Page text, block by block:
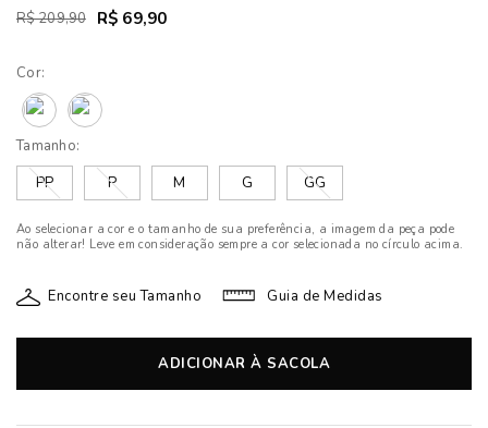
R$ 209,90 R$ 69,90
Cor:
Tamanho:
PP
P M G GG
Ao selecionar a cor e o tamanho de sua preferência, a imagem da peça pode
não alterar! Leve em consideração sempre a cor selecionada no círculo acima.
Encontre seu Tamanho Guia de Medidas
ADICIONAR À SACOLA